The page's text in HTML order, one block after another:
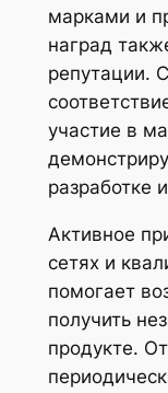
марками и
наград
репутации.
участие в
разработке
Активное
сетях и
помогает
получить
продукте.